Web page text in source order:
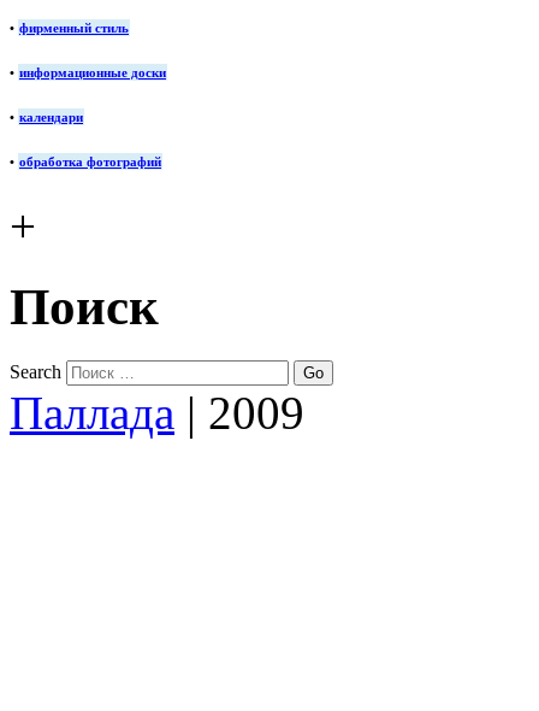
• фирменный стиль
• информационные доски
• календари
• обработка фотографий
+
Поиск
Search
Паллада | 2009